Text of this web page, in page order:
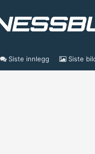
Siste innlegg Siste